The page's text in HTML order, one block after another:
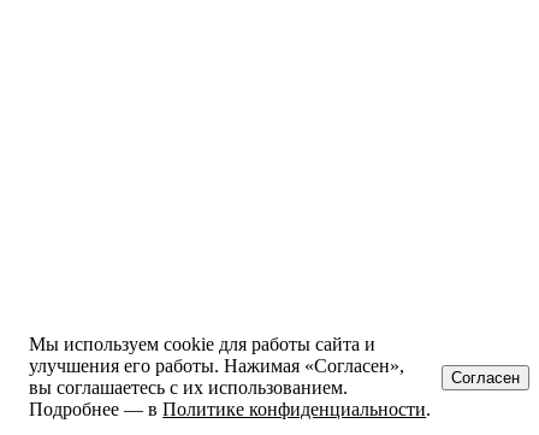
Мы используем cookie для работы сайта и
улучшения его работы. Нажимая «Согласен»,
вы соглашаетесь с их использованием.
Подробнее — вПолитике конфиденциальности.
Согласен